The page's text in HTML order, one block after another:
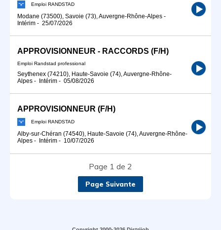
Emploi RANDSTAD
Modane (73500), Savoie (73), Auvergne-Rhône-Alpes -
Intérim - 25/07/2026
APPROVISIONNEUR - RACCORDS (F/H)
Emploi Randstad professional
Seythenex (74210), Haute-Savoie (74), Auvergne-Rhône-
Alpes - Intérim - 05/08/2026
APPROVISIONNEUR (F/H)
Emploi RANDSTAD
Alby-sur-Chéran (74540), Haute-Savoie (74), Auvergne-Rhône-
Alpes - Intérim - 10/07/2026
Page 1 de 2
Page Suivante